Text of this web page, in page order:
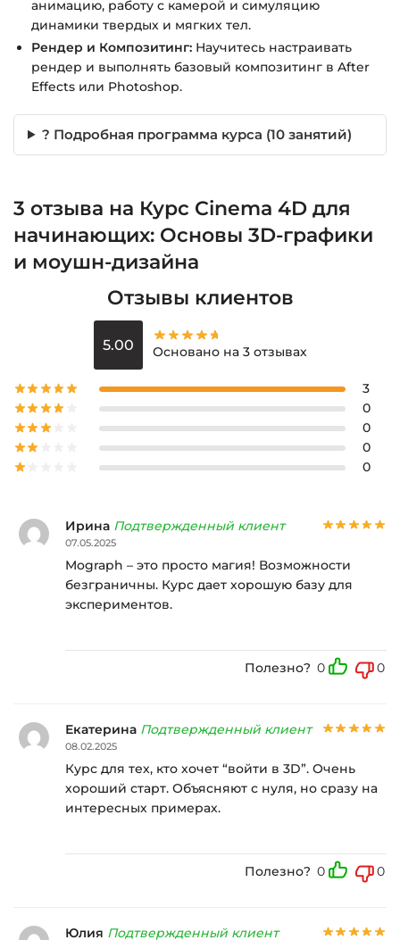
анимацию, работу с камерой и симуляцию
динамики твердых и мягких тел.
Рендер и Композитинг: Научитесь настраивать
рендер и выполнять базовый композитинг в After
Effects или Photoshop.
? Подробная программа курса (10 занятий)
3 отзыва на Курс Cinema 4D для
начинающих: Основы 3D-графики
и моушн-дизайна
Отзывы клиентов
5.00 Основано на 3 отзывах
3
0
0
0
0
Ирина Подтвержденный клиент
07.05.2025
Mograph – это просто магия! Возможности
безграничны. Курс дает хорошую базу для
экспериментов.
Полезно? 0 0
Екатерина Подтвержденный клиент
08.02.2025
Курс для тех, кто хочет “войти в 3D”. Очень
хороший старт. Объясняют с нуля, но сразу на
интересных примерах.
Полезно? 0 0
Юлия Подтвержденный клиент